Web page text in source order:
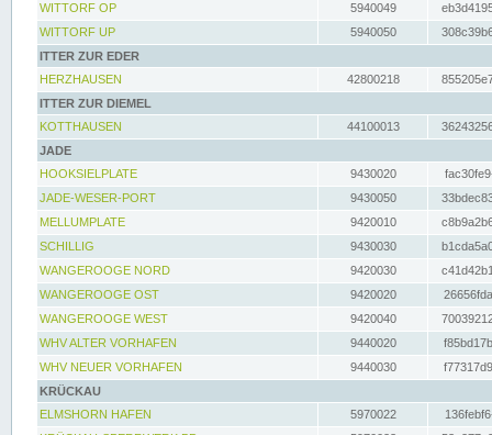
WITTORF OP
5940049
WITTORF UP
5940050
ITTER ZUR EDER
HERZHAUSEN
42800218
ITTER ZUR DIEMEL
KOTTHAUSEN
44100013
JADE
HOOKSIELPLATE
9430020
JADE-WESER-PORT
9430050
MELLUMPLATE
9420010
SCHILLIG
9430030
WANGEROOGE NORD
9420030
WANGEROOGE OST
9420020
WANGEROOGE WEST
9420040
WHV ALTER VORHAFEN
9440020
WHV NEUER VORHAFEN
9440030
KRÜCKAU
ELMSHORN HAFEN
5970022